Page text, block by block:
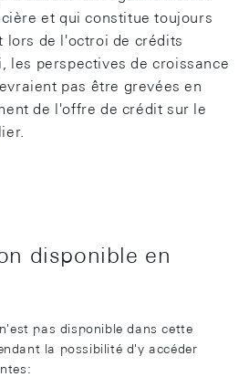
et qui constitue toujours
lors de l'octroi de crédits
les perspectives de croissance
pas être grevées en
de l'offre de crédit sur le
disponible en
pas disponible dans cette
la possibilité d'y accéder